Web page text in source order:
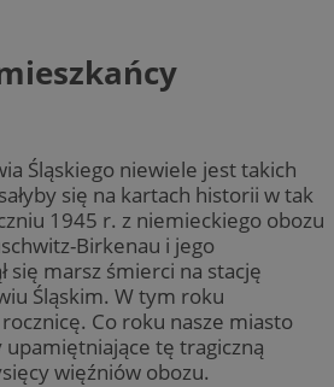
Śląskiego niewiele jest takich
się na kartach historii w tak
1945 r. z niemieckiego obozu
Birkenau i jego
się marsz śmierci na stację
Śląskim. W tym roku
Co roku nasze miasto
upamiętniające tę tragiczną
więźniów obozu.